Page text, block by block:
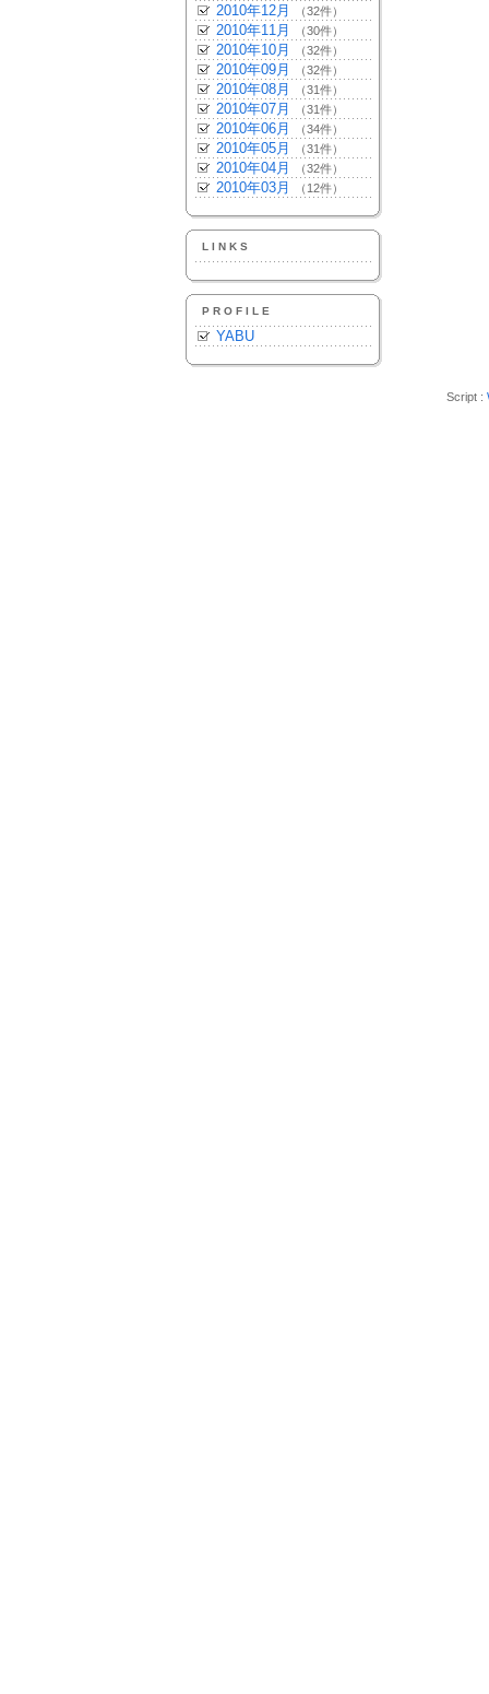
2010年12月 （32件）
2010年11月 （30件）
2010年10月 （32件）
2010年09月 （32件）
2010年08月 （31件）
2010年07月 （31件）
2010年06月 （34件）
2010年05月 （31件）
2010年04月 （32件）
2010年03月 （12件）
LINKS
PROFILE
YABU
Script :